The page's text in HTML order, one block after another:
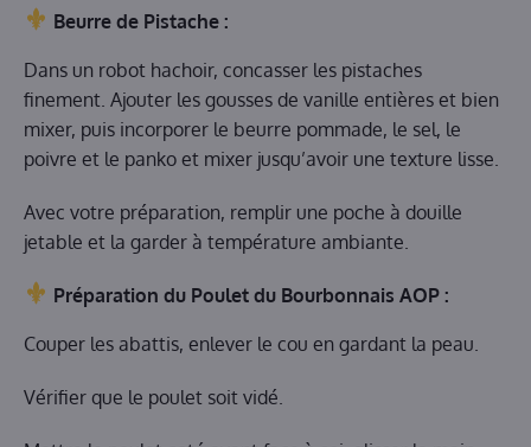
Beurre de Pistache :
Dans un robot hachoir, concasser les pistaches
finement. Ajouter les gousses de vanille entières et bien
mixer, puis incorporer le beurre pommade, le sel, le
poivre et le panko et mixer jusqu’avoir une texture lisse.
Avec votre préparation, remplir une poche à douille
jetable et la garder à température ambiante.
Préparation du Poulet du Bourbonnais AOP :
Couper les abattis, enlever le cou en gardant la peau.
Vérifier que le poulet soit vidé.